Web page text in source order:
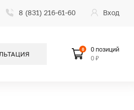
8 (831) 216-61-60 Вход
0
0 позиций
0 ₽